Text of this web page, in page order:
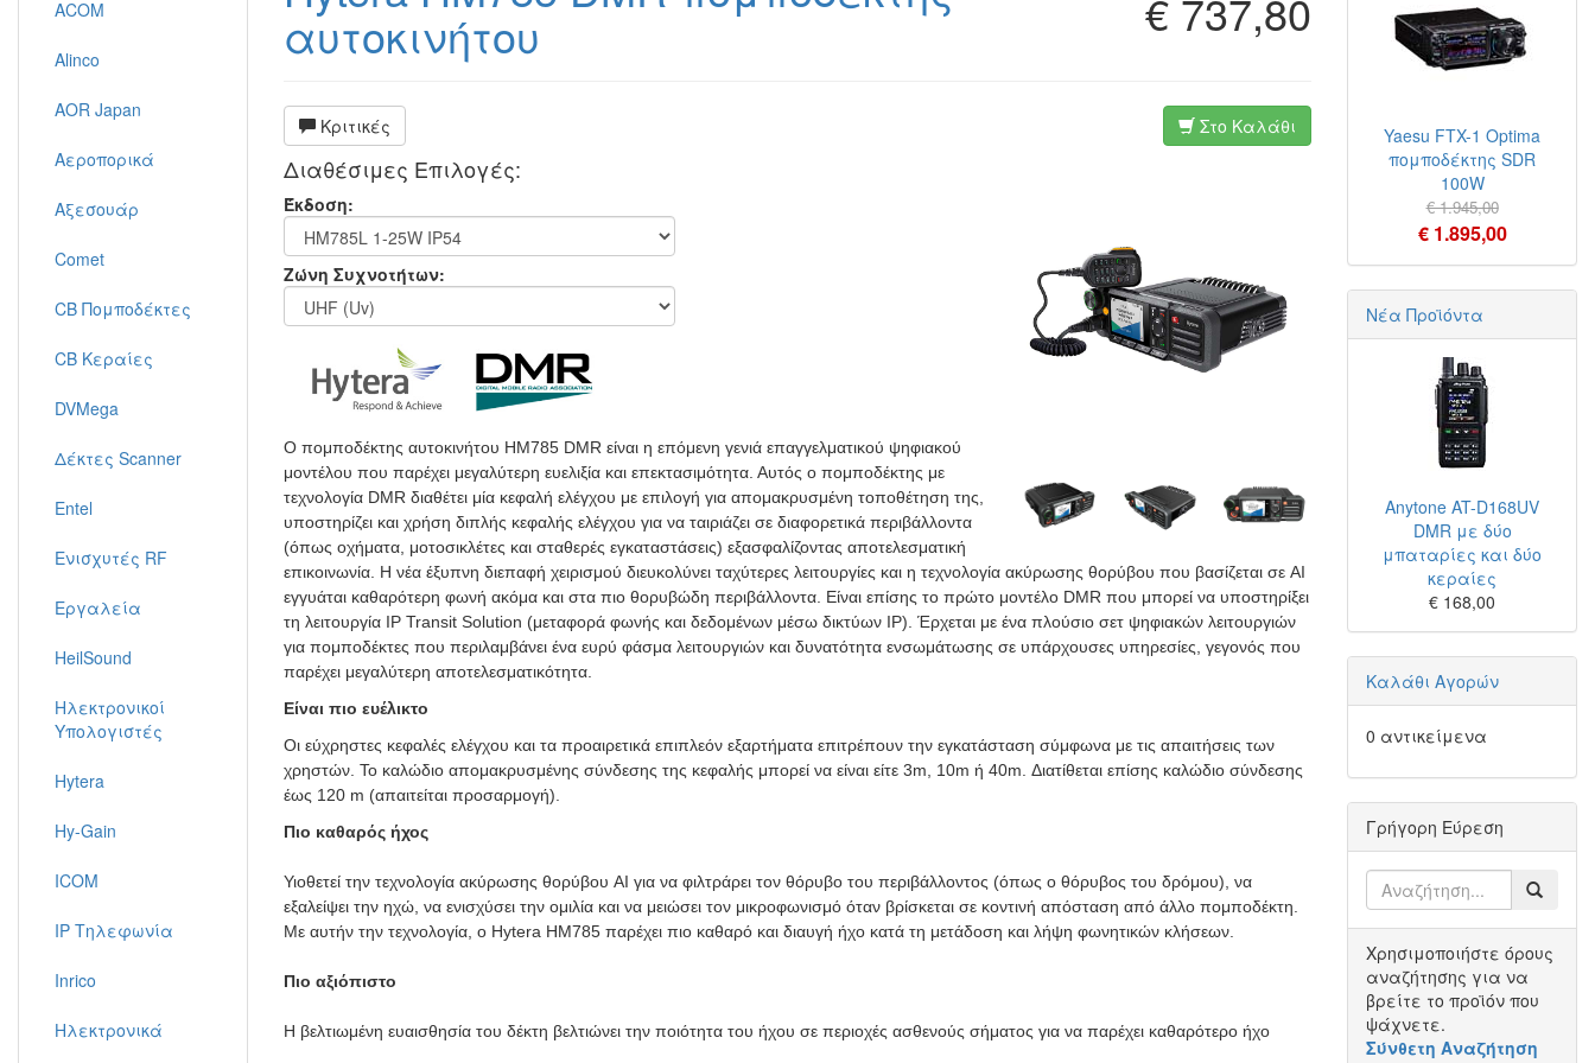
€ 737,80
αυτοκινήτου
Κριτικές Στο Καλάθι
Διαθέσιμες Επιλογές:
Έκδοση:
Ζώνη Συχνοτήτων:
Ο πομποδέκτης αυτοκινήτου HM785 DMR είναι η επόμενη γενιά επαγγελματικού ψηφιακού
μοντέλου που παρέχει μεγαλύτερη ευελιξία και επεκτασιμότητα. Αυτός ο πομποδέκτης με
τεχνολογία DMR διαθέτει μία κεφαλή ελέγχου με επιλογή για απομακρυσμένη τοποθέτηση της,
υποστηρίζει και χρήση διπλής κεφαλής ελέγχου για να ταιριάζει σε διαφορετικά περιβάλλοντα
(όπως οχήματα, μοτοσικλέτες και σταθερές εγκαταστάσεις) εξασφαλίζοντας αποτελεσματική
επικοινωνία. Η νέα έξυπνη διεπαφή χειρισμού διευκολύνει ταχύτερες λειτουργίες και η τεχνολογία ακύρωσης θορύβου που βασίζεται σε AI
εγγυάται καθαρότερη φωνή ακόμα και στα πιο θορυβώδη περιβάλλοντα. Είναι επίσης το πρώτο μοντέλο DMR που μπορεί να υποστηρίξει
τη λειτουργία IP Transit Solution (μεταφορά φωνής και δεδομένων μέσω δικτύων IP). Έρχεται με ένα πλούσιο σετ ψηφιακών λειτουργιών
για πομποδέκτες που περιλαμβάνει ένα ευρύ φάσμα λειτουργιών και δυνατότητα ενσωμάτωσης σε υπάρχουσες υπηρεσίες, γεγονός που
παρέχει μεγαλύτερη αποτελεσματικότητα.
Είναι πιο ευέλικτο
Οι εύχρηστες κεφαλές ελέγχου και τα προαιρετικά επιπλεόν εξαρτήματα επιτρέπουν την εγκατάσταση σύμφωνα με τις απαιτήσεις των
χρηστών. Το καλώδιο απομακρυσμένης σύνδεσης της κεφαλής μπορεί να είναι είτε 3m, 10m ή 40m. Διατίθεται επίσης καλώδιο σύνδεσης
έως 120 m (απαιτείται προσαρμογή).
Πιο καθαρός ήχος
Υιοθετεί την τεχνολογία ακύρωσης θορύβου AI για να φιλτράρει τον θόρυβο του περιβάλλοντος (όπως ο θόρυβος του δρόμου), να
εξαλείψει την ηχώ, να ενισχύσει την ομιλία και να μειώσει τον μικροφωνισμό όταν βρίσκεται σε κοντινή απόσταση από άλλο πομποδέκτη.
Με αυτήν την τεχνολογία, ο Hytera HM785 παρέχει πιο καθαρό και διαυγή ήχο κατά τη μετάδοση και λήψη φωνητικών κλήσεων.
Πιο αξιόπιστο
Η βελτιωμένη ευαισθησία του δέκτη βελτιώνει την ποιότητα του ήχου σε περιοχές ασθενούς σήματος για να παρέχει καθαρότερο ήχο
ACOM
Alinco
AOR Japan
Αεροπορικά
Αξεσουάρ
Comet
CB Πομποδέκτες
CB Κεραίες
DVMega
Δέκτες Scanner
Entel
Ενισχυτές RF
Εργαλεία
HeilSound
Ηλεκτρονικοί
Υπολογιστές
Hytera
Hy-Gain
ICOM
IP Τηλεφωνία
Inrico
Ηλεκτρονικά
Yaesu FTX-1 Optima
πομποδέκτης SDR
100W
€ 1.945,00
€ 1.895,00
Νέα Προϊόντα
Anytone AT-D168UV
DMR με δύο
μπαταρίες και δύο
κεραίες
€ 168,00
Καλάθι Αγορών
0 αντικείμενα
Γρήγορη Εύρεση
Χρησιμοποιήστε όρους
αναζήτησης για να
βρείτε το προϊόν που
ψάχνετε.
Σύνθετη Αναζήτηση